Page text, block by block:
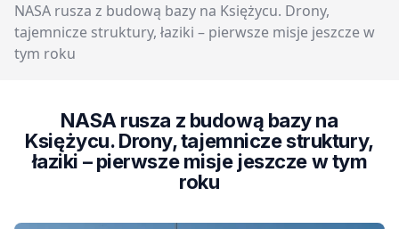
NASA rusza z budową bazy na Księżycu. Drony,
tajemnicze struktury, łaziki – pierwsze misje jeszcze w
tym roku
NASA rusza z budową bazy na
Księżycu. Drony, tajemnicze struktury,
łaziki – pierwsze misje jeszcze w tym
roku